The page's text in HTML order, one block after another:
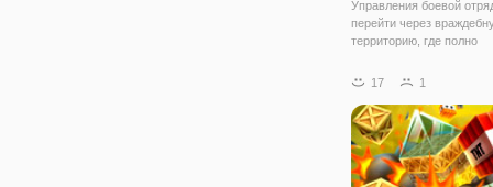
Управления боевой
перейти через
территорию, где полно
иметь, чтобы проверить
виды оборонительную
чтобы избавиться от
17 1